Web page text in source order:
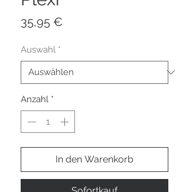
35,95 €
Auswahl *
Anzahl *
In den Warenkorb